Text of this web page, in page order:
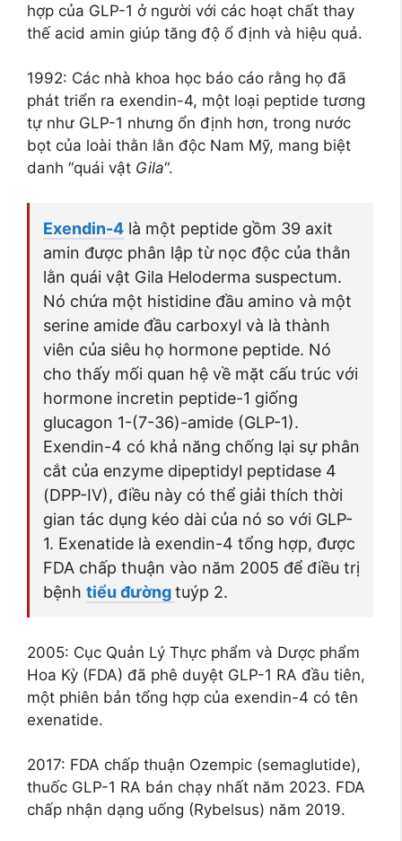
hợp của GLP-1 ở người với các hoạt chất thay
thế acid amin giúp tăng độ ổ định và hiệu quả.
1992: Các nhà khoa học báo cáo rằng họ đã
phát triển ra exendin-4, một loại peptide tương
tự như GLP-1 nhưng ổn định hơn, trong nước
bọt của loài thằn lằn độc Nam Mỹ, mang biệt
danh “quái vật Gila“.
Exendin-4 là một peptide gồm 39 axit
amin được phân lập từ nọc độc của thằn
lằn quái vật Gila Heloderma suspectum.
Nó chứa một histidine đầu amino và một
serine amide đầu carboxyl và là thành
viên của siêu họ hormone peptide. Nó
cho thấy mối quan hệ về mặt cấu trúc với
hormone incretin peptide-1 giống
glucagon 1-(7-36)-amide (GLP-1).
Exendin-4 có khả năng chống lại sự phân
cắt của enzyme dipeptidyl peptidase 4
(DPP-IV), điều này có thể giải thích thời
gian tác dụng kéo dài của nó so với GLP-
1. Exenatide là exendin-4 tổng hợp, được
FDA chấp thuận vào năm 2005 để điều trị
bệnh tiểu đườngtuýp 2.
2005: Cục Quản Lý Thực phẩm và Dược phẩm
Hoa Kỳ (FDA) đã phê duyệt GLP-1 RA đầu tiên,
một phiên bản tổng hợp của exendin-4 có tên
exenatide.
2017: FDA chấp thuận Ozempic (semaglutide),
thuốc GLP-1 RA bán chạy nhất năm 2023. FDA
chấp nhận dạng uống (Rybelsus) năm 2019.